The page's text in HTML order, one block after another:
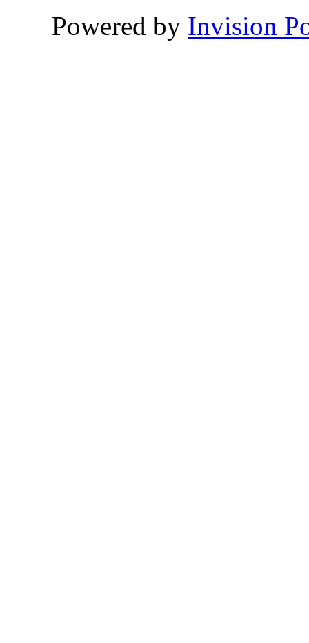
Powered by Invision